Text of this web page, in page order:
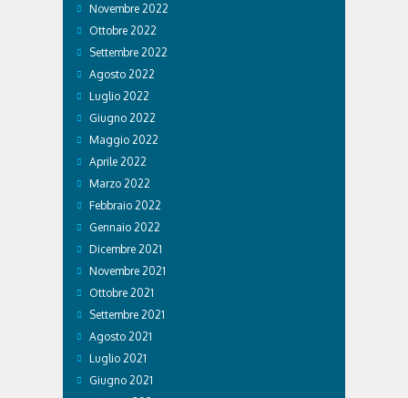
Novembre 2022
Ottobre 2022
Settembre 2022
Agosto 2022
Luglio 2022
Giugno 2022
Maggio 2022
Aprile 2022
Marzo 2022
Febbraio 2022
Gennaio 2022
Dicembre 2021
Novembre 2021
Ottobre 2021
Settembre 2021
Agosto 2021
Luglio 2021
Giugno 2021